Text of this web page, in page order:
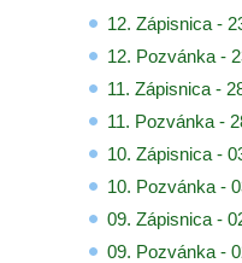
12. Zápisnica -
12. Pozvánka -
11. Zápisnica -
11. Pozvánka -
10. Zápisnica -
10. Pozvánka -
09. Zápisnica -
09. Pozvánka -